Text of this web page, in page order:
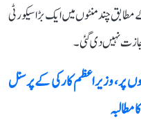
چند منٹوں میں ایک بڑا سیکورٹی
نہیں دی گئی۔
پر، وزیراعظم کارکی کے پرسنل
مطالبہ